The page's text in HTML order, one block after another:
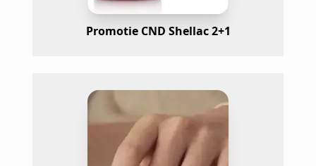
Promotie CND Shellac 2+1